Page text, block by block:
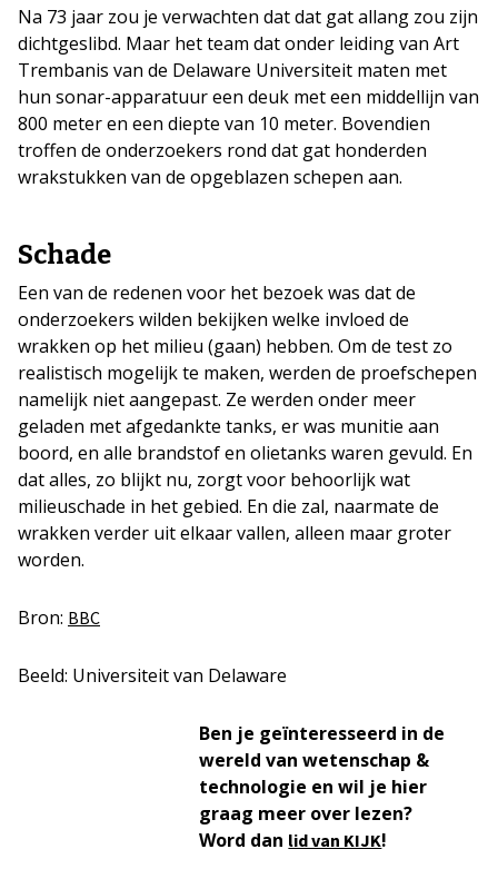
Na 73 jaar zou je verwachten dat dat gat allang zou zijn
dichtgeslibd. Maar het team dat onder leiding van Art
Trembanis van de Delaware Universiteit maten met
hun sonar-apparatuur een deuk met een middellijn van
800 meter en een diepte van 10 meter. Bovendien
troffen de onderzoekers rond dat gat honderden
wrakstukken van de opgeblazen schepen aan.
Schade
Een van de redenen voor het bezoek was dat de
onderzoekers wilden bekijken welke invloed de
wrakken op het milieu (gaan) hebben. Om de test zo
realistisch mogelijk te maken, werden de proefschepen
namelijk niet aangepast. Ze werden onder meer
geladen met afgedankte tanks, er was munitie aan
boord, en alle brandstof en olietanks waren gevuld. En
dat alles, zo blijkt nu, zorgt voor behoorlijk wat
milieuschade in het gebied. En die zal, naarmate de
wrakken verder uit elkaar vallen, alleen maar groter
worden.
Bron: BBC
Beeld: Universiteit van Delaware
Ben je geïnteresseerd in de
wereld van wetenschap &
technologie en wil je hier
graag meer over lezen?
Word dan lid van KIJK!